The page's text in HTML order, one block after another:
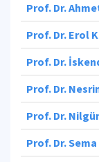
Prof. Dr.
Prof. Dr. Erol
Prof. Dr.
Prof. Dr.
Prof. Dr.
Prof. Dr.